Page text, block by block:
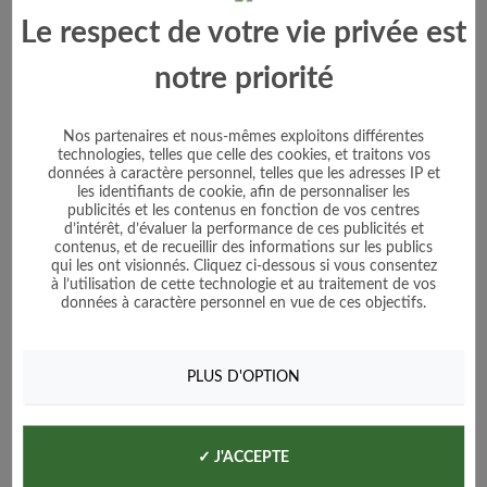
Voir le produit
Le respect de votre vie privée est
notre priorité
Nos partenaires et nous-mêmes exploitons différentes
technologies, telles que celle des cookies, et traitons vos
données à caractère personnel, telles que les adresses IP et
les identifiants de cookie, afin de personnaliser les
publicités et les contenus en fonction de vos centres
d’intérêt, d’évaluer la performance de ces publicités et
contenus, et de recueillir des informations sur les publics
qui les ont visionnés. Cliquez ci-dessous si vous consentez
à l’utilisation de cette technologie et au traitement de vos
données à caractère personnel en vue de ces objectifs.
PLUS D'OPTION
✓ J'ACCEPTE